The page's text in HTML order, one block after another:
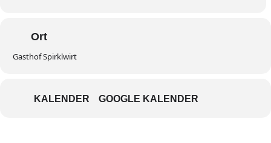
Ort
Gasthof Spirklwirt
KALENDER GOOGLE KALENDER